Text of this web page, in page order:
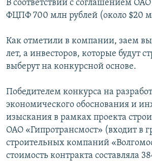
ELIFBE
В соответствии с соглашением
ФЦПФ 700 млн рублей (около $20
Как отметили в компании, заем
лет, а инвесторов, которые будут
выберут на конкурсной основе.
Победителем конкурса на
экономического обоснования и
изыскания в рамках проекта
ОАО «Гипротрансмост» (входит в
строительных компаний
стоимость контракта составляла